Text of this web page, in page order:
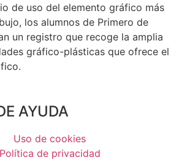
de uso del elemento gráfico más
los alumnos de Primero de
un registro que recoge la amplia
gráfico-plásticas que ofrece el
AYUDA
Uso de cookies
Política de privacidad